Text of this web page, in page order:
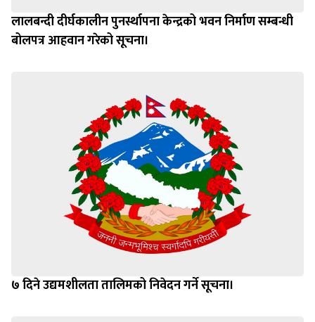
लालबन्दी दीर्घकालीन पुनर्स्थापना केन्द्रको भवन निर्माण सम्बन्धी
बोलपत्र आहवान गरेको सूचना।
७ दिने उद्यमशीलता तालिमको निवेदन गर्ने सूचना।